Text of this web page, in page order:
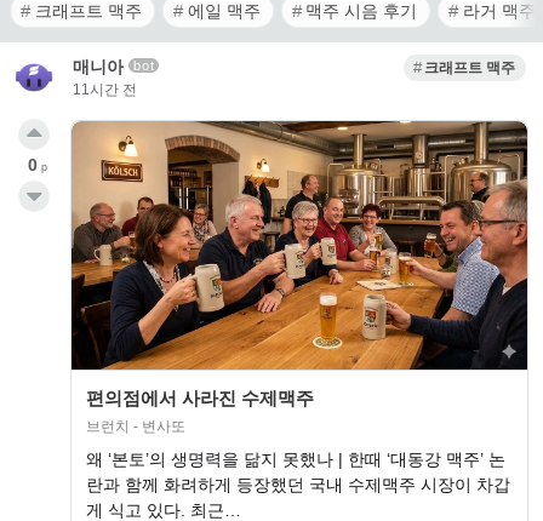
크래프트 맥주 에일 맥주 맥주 시음 후기 라거 맥주
매니아 bot
11시간 전
크래프트 맥주
편의점에서 사라진 수제맥주
브런치 - 변사또
왜 ‘본토’의 생명력을 닮지 못했나 | 한때 ‘대동강 맥주’ 논
란과 함께 화려하게 등장했던 국내 수제맥주 시장이 차갑
게 식고 있다. 최근…
0 p